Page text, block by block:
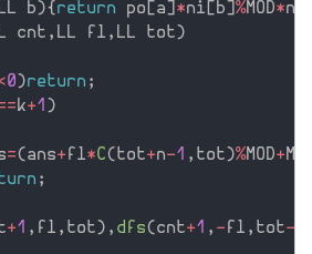
b){return po [a] *ni [b] %MOD*ni
cnt , LL fl , LL tot)
0)return ;
k+1 )
=(ans+ fl*C(tot+n-1 , tot)%MOD+
;
+1 , fl , tot) , dfs(cnt+1 , - fl , tot-